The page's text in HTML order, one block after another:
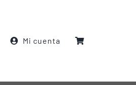
Mi cuenta